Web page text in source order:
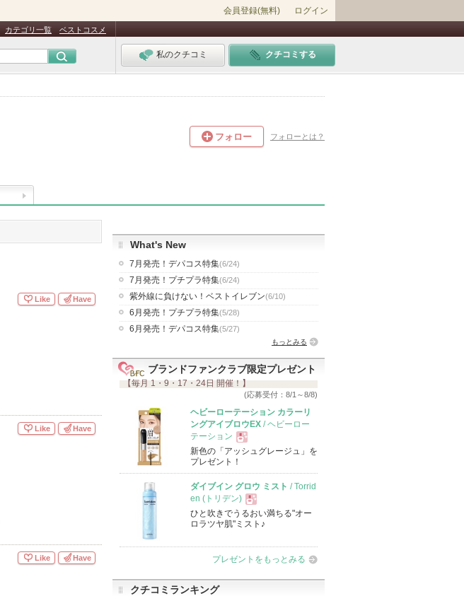
会員登録(無料) ログイン
カテゴリ一覧 ベストコスメ
私のクチコミ クチコミする
フォロー フォローとは？
Like Have
Like Have
Like Have
What's New
7月発売！デパコス特集(6/24)
7月発売！プチプラ特集(6/24)
紫外線に負けない！ベストイレブン(6/10)
6月発売！プチプラ特集(5/28)
6月発売！デパコス特集(5/27)
もっとみる
ブランドファンクラブ限定プレゼント
【毎月 1・9・17・24日 開催！】
(応募受付：8/1～8/8)
ヘビーローテーション カラーリ
ングアイブロウEX / ヘビーロー
テーション
現
品
新色の「アッシュグレージュ」を
プレゼント！
ダイブイン グロウ ミスト / Torrid
en (トリデン)
現
品
ひと吹きでうるおい満ちる"オー
ロラツヤ肌"ミスト♪
プレゼントをもっとみる
クチコミランキング